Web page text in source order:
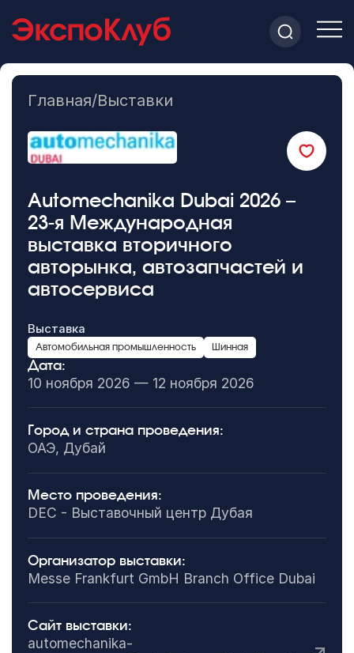
Главная/Выставки
Automechanika Dubai 2026 –
23-я Международная
выставка вторичного
авторынка, автозапчастей и
автосервиса
Выставка
Автомобильная промышленность Шинная
Дата:
10 ноября 2026 — 12 ноября 2026
Город и страна проведения:
ОАЭ, Дубай
Место проведения:
DEC - Выставочный центр Дубая
Организатор выставки:
Messe Frankfurt GmbH Branch Office Dubai
Сайт выставки:
automechanika-